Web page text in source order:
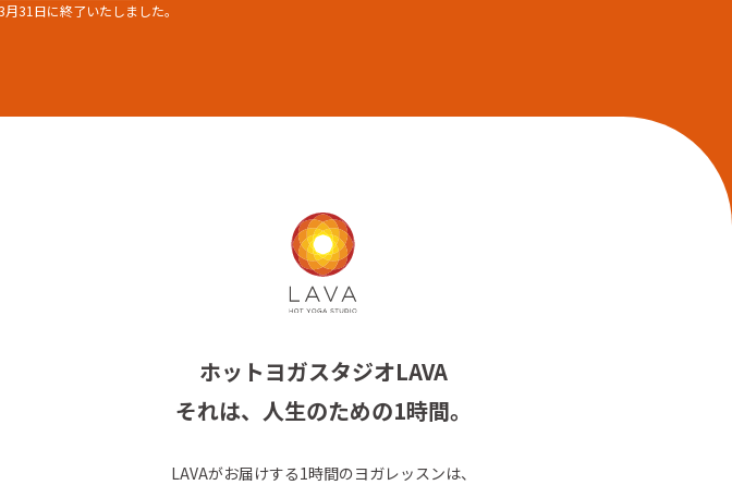
31日に終了いたしました。
ホットヨガスタジオLAVA
それは、人生のための1時間。
LAVAがお届けする1時間のヨガレッスンは、